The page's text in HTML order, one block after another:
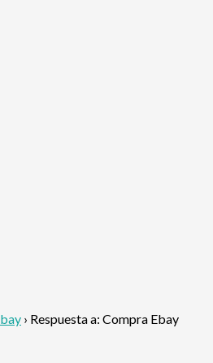
› Respuesta a: Compra Ebay